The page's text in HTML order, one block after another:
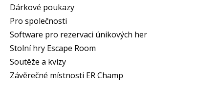
Dárkové poukazy
Pro společnosti
Software pro rezervaci únikových her
Stolní hry Escape Room
Soutěže a kvízy
Závěrečné místnosti ER Champ